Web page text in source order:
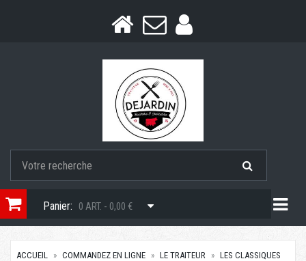
Panier: 0 ART. - 0,00 €
ACCUEIL COMMANDEZ EN LIGNE LE TRAITEUR
LES CLASSIQUES